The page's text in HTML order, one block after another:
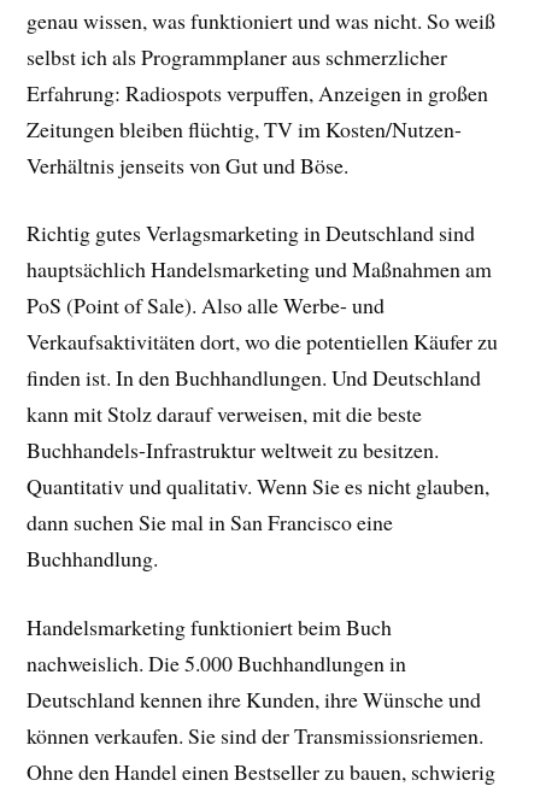
genau wissen, was funktioniert und was nicht. So weiß
selbst ich als Programmplaner aus schmerzlicher
Erfahrung: Radiospots verpuffen, Anzeigen in großen
Zeitungen bleiben flüchtig, TV im Kosten/Nutzen-
Verhältnis jenseits von Gut und Böse.
Richtig gutes Verlagsmarketing in Deutschland sind
hauptsächlich Handelsmarketing und Maßnahmen am
PoS (Point of Sale). Also alle Werbe- und
Verkaufsaktivitäten dort, wo die potentiellen Käufer zu
finden ist. In den Buchhandlungen. Und Deutschland
kann mit Stolz darauf verweisen, mit die beste
Buchhandels-Infrastruktur weltweit zu besitzen.
Quantitativ und qualitativ. Wenn Sie es nicht glauben,
dann suchen Sie mal in San Francisco eine
Buchhandlung.
Handelsmarketing funktioniert beim Buch
nachweislich. Die 5.000 Buchhandlungen in
Deutschland kennen ihre Kunden, ihre Wünsche und
können verkaufen. Sie sind der Transmissionsriemen.
Ohne den Handel einen Bestseller zu bauen, schwierig